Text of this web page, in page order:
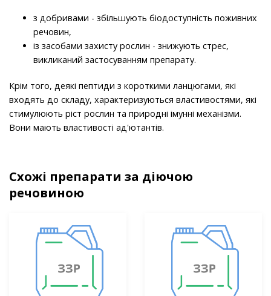
з добривами - збільшують біодоступність поживних
речовин,
із засобами захисту рослин - знижують стрес,
викликаний застосуванням препарату.
Крім того, деякі пептиди з короткими ланцюгами, які
входять до складу, характеризуються властивостями, які
стимулюють ріст рослин та природні імунні механізми.
Вони мають властивості ад'ютантів.
Схожі препарати за діючою
речовиною